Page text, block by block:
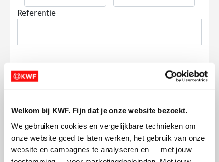
Welkom bij KWF. Fijn dat je onze website bezoekt.
We gebruiken cookies en vergelijkbare technieken om
onze website goed te laten werken, het gebruik van onze
website en campagnes te analyseren en — met jouw
Referentie
en betaal €0.75 extra.
Doneer nu